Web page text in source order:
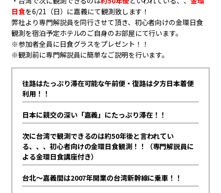
日食を6/21（日）に嘉義にて観測致します！
弊社より専門解説員を同行させて頂き、初心者向けの金環日食
観測を宿泊予定ホテルのご自身のお部屋にて行います。
※参加者全員に日食グラスをプレゼント！！
※観測前に専門解説員に簡単なご説明を行います。
往路はたっぷり滞在可能な午前便・復路は夕方日本着便
利用！！
日本に親交の深い「嘉義」にたっぷり滞在！！
次に台湾で観測できるのは約50年後と言われてい
る、、、初心者向けの金環日食観測！！（専門解説員に
よる金環日食講座付き）
台北～嘉義間は2007年開業の台湾新幹線に乗車！！